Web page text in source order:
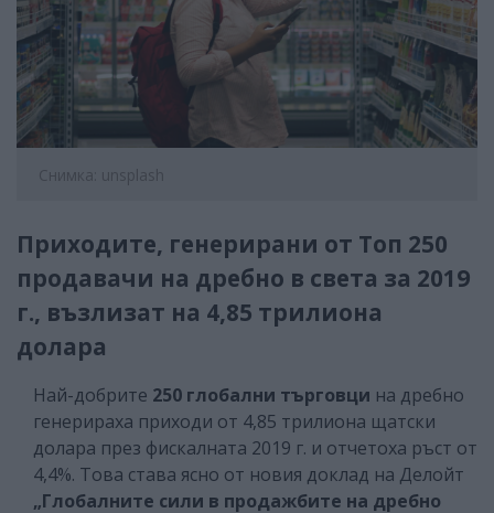
Снимка: unsplash
Приходите, генерирани от Топ 250
продавачи на дребно в света за 2019
г., възлизат на 4,85 трилиона
долара
Най-добрите 250 глобални търговци на дребно
генерираха приходи от 4,85 трилиона щатски
долара през фискалната 2019 г. и отчетоха ръст от
4,4%. Това става ясно от новия доклад на Делойт
„Глобалните сили в продажбите на дребно